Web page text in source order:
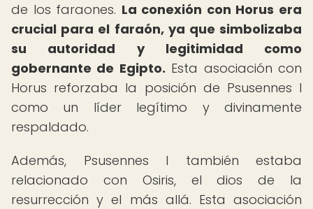
de los faraones. La conexión con Horus era
crucial para el faraón, ya que simbolizaba
su autoridad y legitimidad como
gobernante de Egipto. Esta asociación con
Horus reforzaba la posición de Psusennes I
como un líder legítimo y divinamente
respaldado.
Además, Psusennes I también estaba
relacionado con Osiris, el dios de la
resurrección y el más allá. Esta asociación